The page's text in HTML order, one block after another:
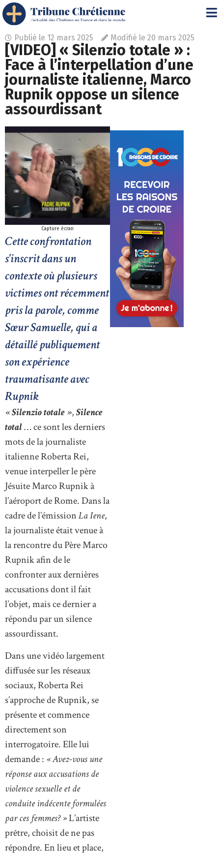
Publié le 12 mars 2025 Modifié le 20 mars 2025
[VIDEO] « Silenzio totale » :
Face à l’interpellation d’une
journaliste italienne, Marco
Rupnik oppose un silence
assourdissant
Capture écran
Cette confrontation
s'inscrit dans un
contexte où plusieurs
victimes ont récemment
pris la parole, comme
Sœur Samuelle, qui a
détaillé publiquement
son expérience
traumatisante avec
Rupnik
« Silenzio totale »,Silence
total… ce sont les derniers
mots de la journaliste
italienne Roberta Rei,
venue interpeller le père
Jésuite Marco Rupnik à
l’aéroport de Rome. Dans la
cadre de l’émissionLa Iene,
la journaliste était venue à
la rencontre du Père Marco
Rupnik afin de le
confronter aux dernières
accusations dont il fait
l’objet, mais ce dernier a
répondu par un silence
assourdissant.
Dans une vidéo largement
diffusée sur les réseaux
sociaux, Roberta Rei
s’approche de Rupnik, se
présente et commence
directement son
interrogatoire. Elle lui
demande : « Avez-vous une
réponse aux accusations de
violence sexuelle et de
conduite indécente formulées
par ces femmes? »L’artiste
prêtre, choisit de ne pas
répondre. En lieu et place,